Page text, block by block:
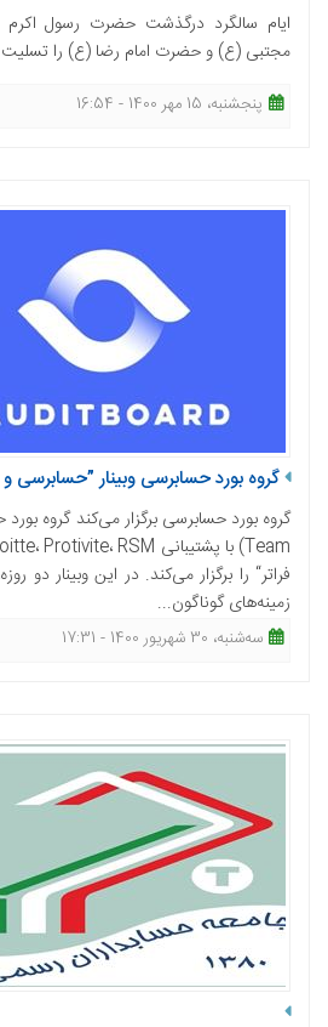
ایام سالگرد درگذشت حضرت رسول
مجتبی (ع) و حضرت امام رضا (ع) را
پنجشنبه، 15 مهر 1400 - 16:54
گروه بورد حسابرسی وبینار ”حسابرسی و
فراتر“ را برگزار می‌کند. در این وبینار دو
زمینه‌های گوناگون...
ﺳﻪشنبه، 30 شهریور 1400 - 17:31